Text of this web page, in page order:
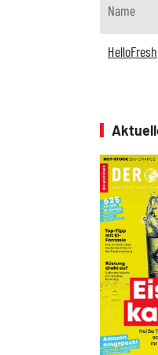
Name
HelloFresh